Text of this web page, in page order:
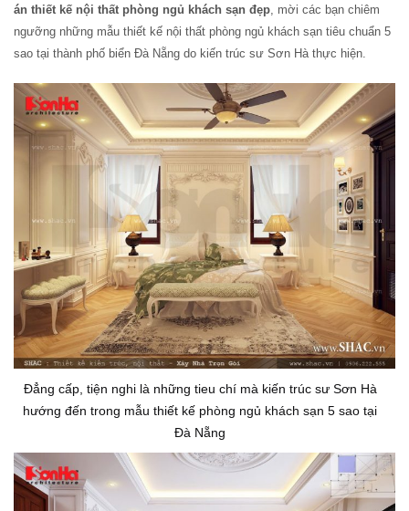
án thiết kế nội thất phòng ngủ khách sạn đẹp , mời các bạn chiêm
ngưỡng những mẫu thiết kế nội thất phòng ngủ khách sạn tiêu chuẩn 5
sao tại thành phố biển Đà Nẵng do kiến trúc sư Sơn Hà thực hiện.
Đẳng cấp, tiện nghi là những tieu chí mà kiến trúc sư Sơn Hà
hướng đến trong mẫu thiết kế phòng ngủ khách sạn 5 sao tại
Đà Nẵng